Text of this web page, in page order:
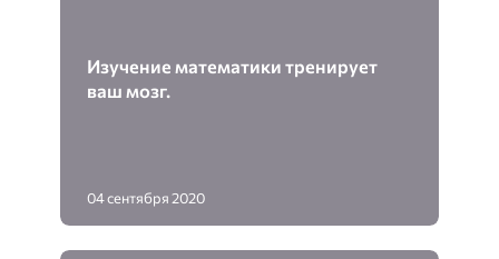
Изучение математики тренирует
ваш мозг.
04 сентября 2020